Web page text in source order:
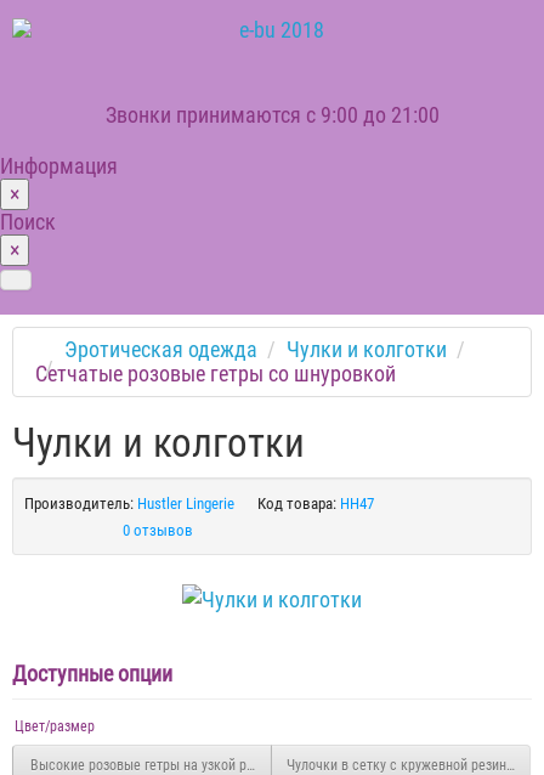
Звонки принимаются с 9:00 до 21:00
Информация
×
Поиск
×
Эротическая одежда
Чулки и колготки
Сетчатые розовые гетры со шнуровкой
Чулки и колготки
Производитель: Hustler Lingerie Код товара: HH47
0 отзывов
Доступные опции
Цвет/размер
Высокие розовые гетры на узкой резинкеЧулочки в сетку с кружевной резинкой